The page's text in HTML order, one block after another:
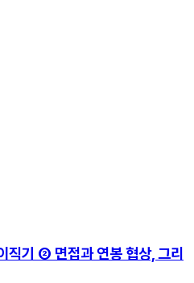
직기 ② 면접과 연봉 협상, 그리